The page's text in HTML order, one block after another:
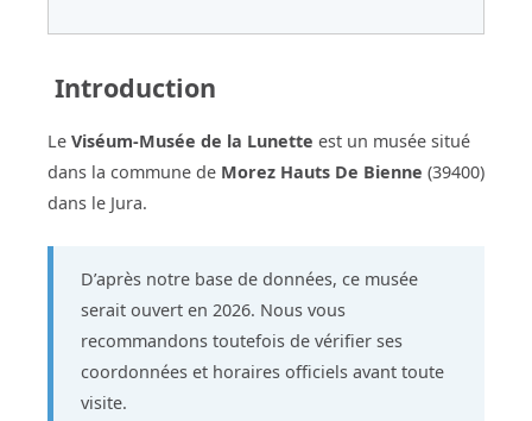
Introduction
Le Viséum-Musée de la Lunette est un musée situé
dans la commune de Morez Hauts De Bienne (39400)
dans le Jura.
D’après notre base de données, ce musée
serait ouvert en 2026. Nous vous
recommandons toutefois de vérifier ses
coordonnées et horaires officiels avant toute
visite.